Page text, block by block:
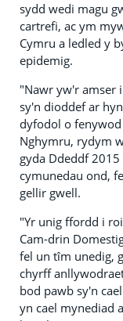
sydd wedi magu
cartrefi, ac ym
Cymru a ledled y
epidemig.
"Nawr yw'r amser
sy'n dioddef ar
dyfodol o
Nghymru, rydym
gyda Ddeddf
cymunedau ond,
gellir gwell.
"Yr unig ffordd i
Cam-drin
fel un tîm unedig,
chyrff
bod pawb sy'n
yn cael mynediad